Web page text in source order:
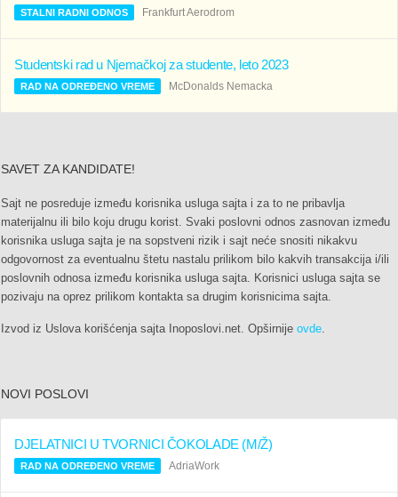
STALNI RADNI ODNOS Frankfurt Aerodrom
Studentski rad u Njemačkoj za studente, leto 2023
RAD NA ODREĐENO VREME McDonalds Nemacka
SAVET ZA KANDIDATE!
Sajt ne posreduje između korisnika usluga sajta i za to ne pribavlja
materijalnu ili bilo koju drugu korist. Svaki poslovni odnos zasnovan između
korisnika usluga sajta je na sopstveni rizik i sajt neće snositi nikakvu
odgovornost za eventualnu štetu nastalu prilikom bilo kakvih transakcija i/ili
poslovnih odnosa između korisnika usluga sajta. Korisnici usluga sajta se
pozivaju na oprez prilikom kontakta sa drugim korisnicima sajta.
Izvod iz Uslova korišćenja sajta Inoposlovi.net. Opširnije ovde.
NOVI POSLOVI
DJELATNICI U TVORNICI ČOKOLADE (M/Ž)
RAD NA ODREĐENO VREME AdriaWork